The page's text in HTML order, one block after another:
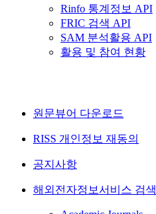
Rinfo 통계정보 API
FRIC 검색 API
SAM 분석활용 API
활용 및 참여 현황
원문뷰어 다운로드
RISS 개인정보 재동의
공지사항
해외전자정보서비스 검색